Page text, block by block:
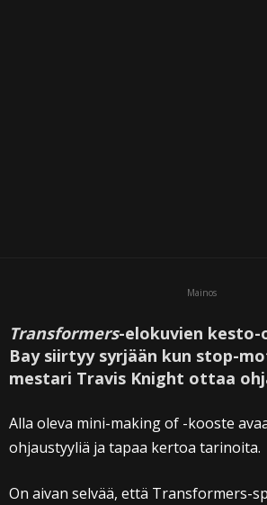
Mainos
Transformers-elokuvien kesto-
Bay siirtyy syrjään kun stop-
mestari Travis Knight ottaa
Alla oleva mini-making of -kooste
ohjaustyyliä ja tapaa kertoa tarinoita.
On aivan selvää, että Transformers-